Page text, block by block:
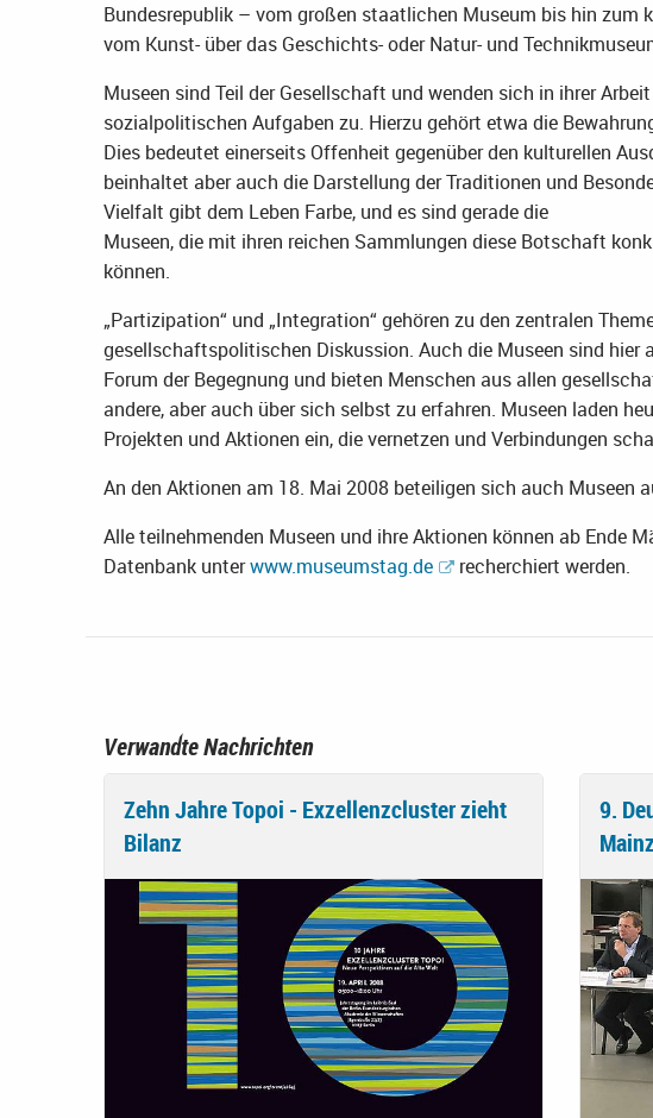
Bundesrepublik – vom großen staatlichen Museum bis hin zum
vom Kunst- über das Geschichts- oder Natur- und
Museen sind Teil der Gesellschaft und wenden sich in ihrer
sozialpolitischen Aufgaben zu. Hierzu gehört etwa die
Dies bedeutet einerseits Offenheit gegenüber den kulturellen
beinhaltet aber auch die Darstellung der Traditionen und
Vielfalt gibt dem Leben Farbe, und es sind gerade die
Museen, die mit ihren reichen Sammlungen diese Botschaft
können.
„Partizipation“ und „Integration“ gehören zu den zentralen
gesellschaftspolitischen Diskussion. Auch die Museen sind hier
Forum der Begegnung und bieten Menschen aus allen
andere, aber auch über sich selbst zu erfahren. Museen laden
Projekten und Aktionen ein, die vernetzen und Verbindungen
An den Aktionen am 18. Mai 2008 beteiligen sich auch Museen
Alle teilnehmenden Museen und ihre Aktionen können ab Ende
Datenbank unterwww.museumstag.de recherchiert werden.
Verwandte Nachrichten
Zehn Jahre Topoi - Exzellenzcluster zieht
Bilanz
9.